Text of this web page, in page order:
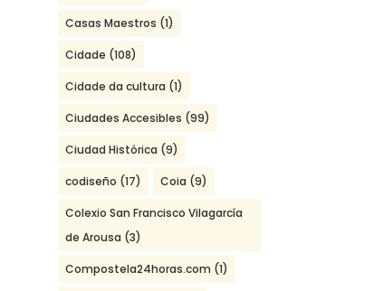
Casas Maestros (1)
Cidade (108)
Cidade da cultura (1)
Ciudades Accesibles (99)
Ciudad Histórica (9)
codiseño (17) Coia (9)
Colexio San Francisco Vilagarcía
de Arousa (3)
Compostela24horas.com (1)